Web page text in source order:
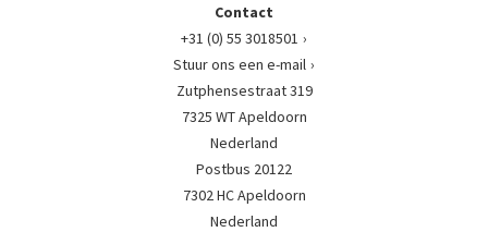
Contact
+31 (0) 55 3018501
Stuur ons een e-mail
Zutphensestraat 319
7325 WT Apeldoorn
Nederland
Postbus 20122
7302 HC Apeldoorn
Nederland